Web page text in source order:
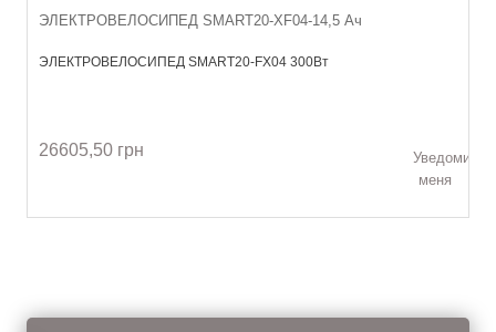
ЭЛЕКТРОВЕЛОСИПЕД SMART20-XF04-14,5 Ач
ЭЛЕКТРОВЕЛОСИПЕД SMART20-FX04 300Вт
26605,50 грн
Уведомить
меня